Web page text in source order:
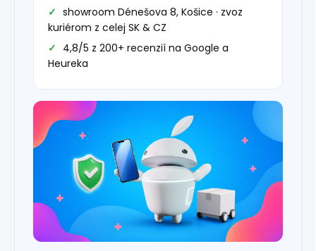
showroom Dénešova 8, Košice · zvoz
kuriérom z celej SK & CZ
4,8/5 z 200+ recenzií na Google a
Heureka